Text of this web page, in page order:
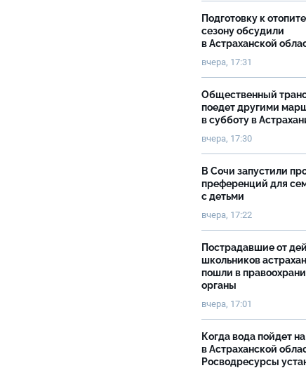
Подготовку к
сезону обсудили
в Астраханской
вчера, 17:31
Общественный
поедет другими
в субботу в
вчера, 17:30
В Сочи запустили
преференций для
с детьми
вчера, 17:22
Пострадавшие от
школьников
пошли в
органы
вчера, 17:01
Когда вода пойдет
в Астраханской
Росводресурсы